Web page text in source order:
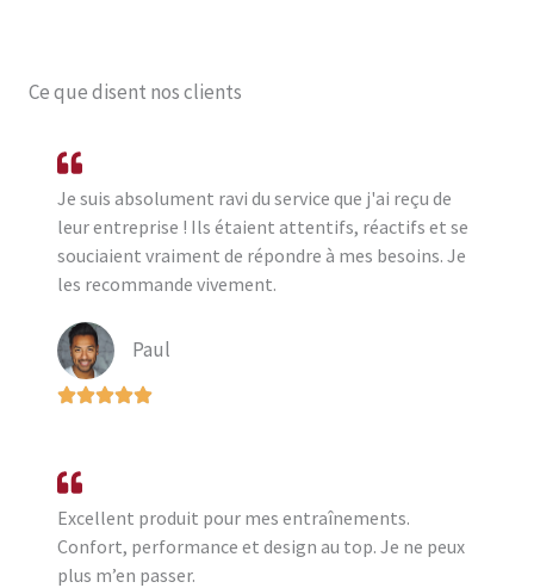
Ce que disent nos clients
Je suis absolument ravi du service que j'ai reçu de
leur entreprise ! Ils étaient attentifs, réactifs et se
souciaient vraiment de répondre à mes besoins. Je
les recommande vivement.
Paul
Excellent produit pour mes entraînements.
Confort, performance et design au top. Je ne peux
plus m’en passer.